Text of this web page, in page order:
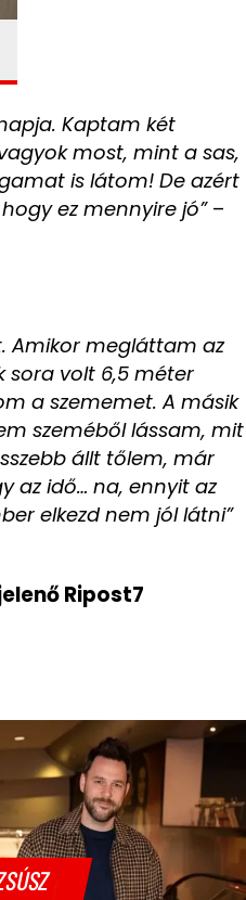
Kaptam két
most, mint a sas,
is látom! De azért
ez mennyire jó”–
Amikor megláttam az
sora volt 6,5 méter
a szememet. A másik
szeméből lássam, mit
állt tőlem, már
az idő… na, ennyit az
elkezd nem jól látni”
Ripost7